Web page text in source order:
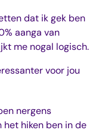
dat ik gek ben
aanga van
me nogal logisch.
voor jou
nergens
het hiken ben in de